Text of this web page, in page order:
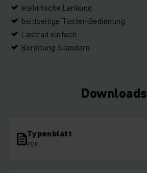
elektrische Lenkung
beidseitige Taster-Bedienung
Lastrad einfach
Bereifung Standard
Downloads
Typenblatt
PDF